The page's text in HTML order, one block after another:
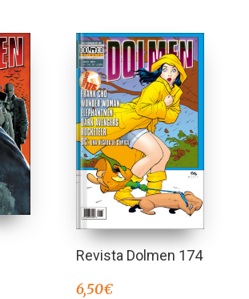
Revista Dolmen 174
6,50€